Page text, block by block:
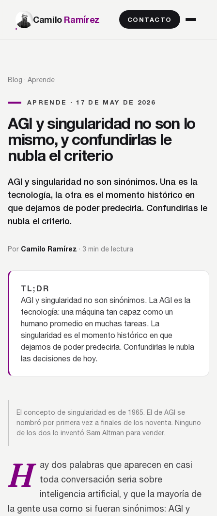
Camilo Ramírez CONTACTO
Blog · Aprende
APRENDE · 17 DE MAY DE 2026
AGI y singularidad no son lo
mismo, y confundirlas le
nubla el criterio
AGI y singularidad no son sinónimos. Una es la
tecnología, la otra es el momento histórico en
que dejamos de poder predecirla. Confundirlas le
nubla el criterio.
Por Camilo Ramírez · 3 min de lectura
TL;DR
AGI y singularidad no son sinónimos. La AGI es la
tecnología: una máquina tan capaz como un
humano promedio en muchas tareas. La
singularidad es el momento histórico en que
dejamos de poder predecirla. Confundirlas le nubla
las decisiones de hoy.
El concepto de singularidad es de 1965. El de AGI se
nombró por primera vez a finales de los noventa. Ninguno
de los dos lo inventó Sam Altman para vender.
H
ay dos palabras que aparecen en casi
toda conversación seria sobre
inteligencia artificial, y que la mayoría de
la gente usa como si fueran sinónimos: AGI y